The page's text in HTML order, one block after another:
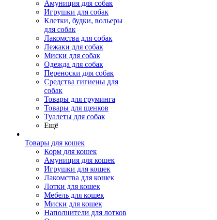
Амуниция для собак
Игрушки для собак
Клетки, будки, вольеры
для собак
Лакомства для собак
Лежаки для собак
Миски для собак
Одежда для собак
Переноски для собак
Средства гигиены для
собак
Товары для груминга
Товары для щенков
Туалеты для собак
Ещё
Товары для кошек
Корм для кошек
Амуниция для кошек
Игрушки для кошек
Лакомства для кошек
Лотки для кошек
Мебель для кошек
Миски для кошек
Наполнители для лотков